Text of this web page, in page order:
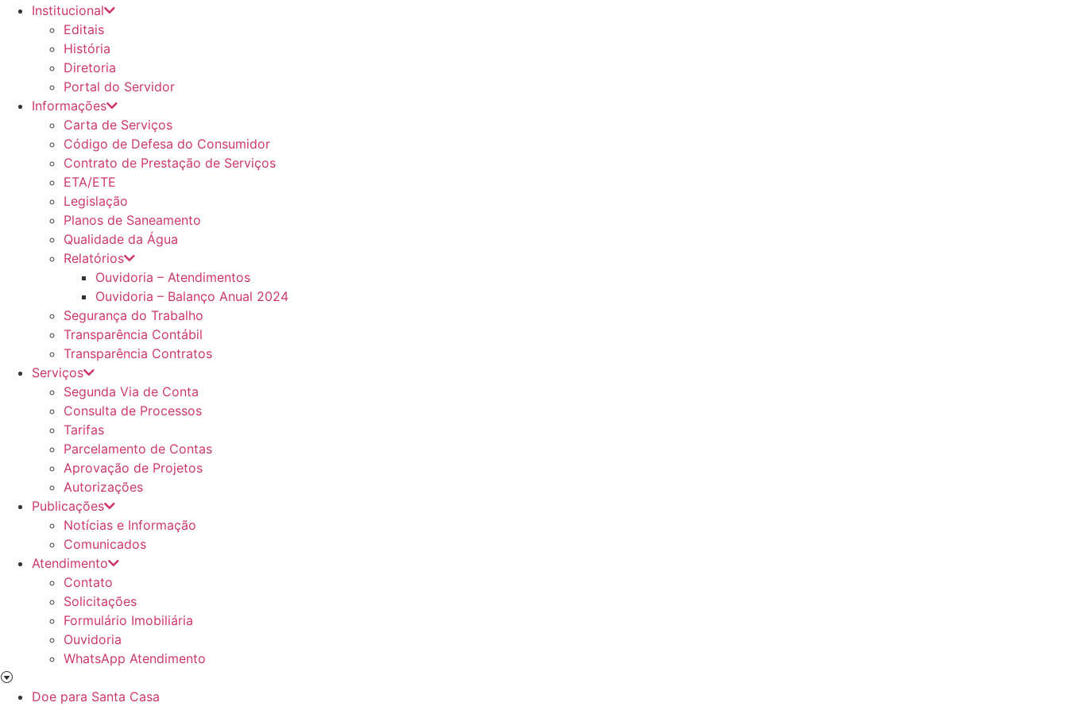
Institucional
Editais
História
Diretoria
Portal do Servidor
Informações
Carta de Serviços
Código de Defesa do Consumidor
Contrato de Prestação de Serviços
ETA/ETE
Legislação
Planos de Saneamento
Qualidade da Água
Relatórios
Ouvidoria – Atendimentos
Ouvidoria – Balanço Anual 2024
Segurança do Trabalho
Transparência Contábil
Transparência Contratos
Serviços
Segunda Via de Conta
Consulta de Processos
Tarifas
Parcelamento de Contas
Aprovação de Projetos
Autorizações
Publicações
Notícias e Informação
Comunicados
Atendimento
Contato
Solicitações
Formulário Imobiliária
Ouvidoria
WhatsApp Atendimento
Doe para Santa Casa